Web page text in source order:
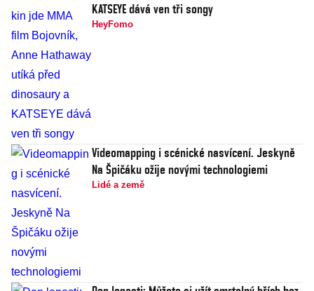
KATSEYE dává ven tři songy
HeyFomo
Videomapping i scénické nasvícení. Jeskyně
Na Špičáku ožije novými technologiemi
Lidé a země